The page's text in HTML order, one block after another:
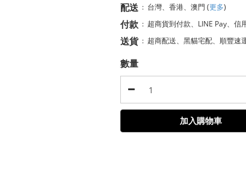
配送 : 台灣、香港、澳門 (更多)
付款 : 超商貨到付款、LINE Pay、信
送貨 : 超商配送、黑貓宅配、順豐速
數量
加入購物車